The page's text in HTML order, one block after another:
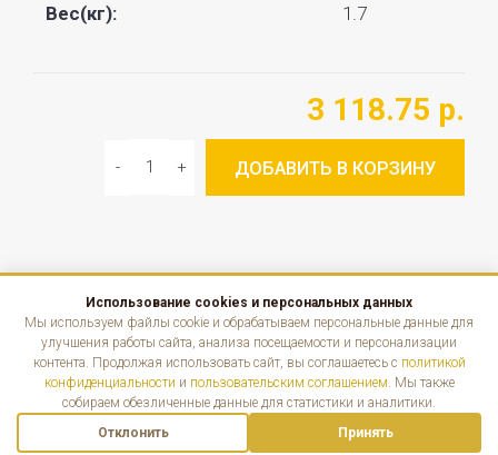
Вес(кг): 1.7
3 118.75 р.
ДОБАВИТЬ В КОРЗИНУ
КАТАЛОГ
ИНФОРМАЦИЯ
КОНТАКТЫ
Использование cookies и персональных данных
Мы используем файлы cookie и обрабатываем персональные данные для
улучшения работы сайта, анализа посещаемости и персонализации
контента. Продолжая использовать сайт, вы соглашаетесь с политикой
конфиденциальности и пользовательским соглашением. Мы также
собираем обезличенные данные для статистики и аналитики.
Отклонить
Принять